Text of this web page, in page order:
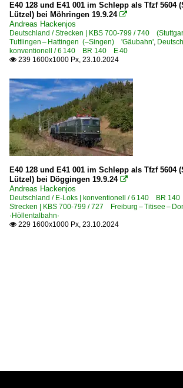
E40 128 und E41 001 im Schlepp als Tfzf 5604
Lützel) bei Möhringen 19.9.24 
Andreas Hackenjos
Deutschland / Strecken | KBS 700-799 / 740
Tuttlingen – Hattingen (–Singen) 'Gäubahn',
konventionell / 6 140 BR 140 E 40
 239 1600x1000 Px, 23.10.2024
E40 128 und E41 001 im Schlepp als Tfzf 5604
Lützel) bei Döggingen 19.9.24 
Andreas Hackenjos
Deutschland / E-Loks | konventionell / 6 140 BR
Strecken | KBS 700-799 / 727 Freiburg – Titisee –
·Höllentalbahn·
 229 1600x1000 Px, 23.10.2024